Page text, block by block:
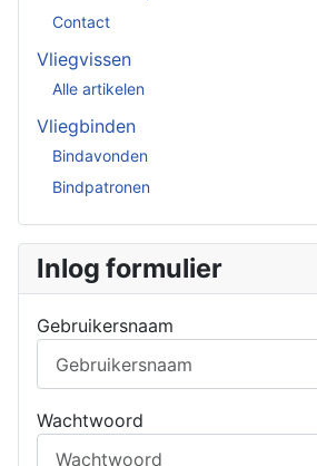
Contact
Vliegvissen
Alle artikelen
Vliegbinden
Bindavonden
Bindpatronen
Inlog formulier
Gebruikersnaam
Wachtwoord